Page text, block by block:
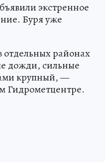
экстренное
Буря уже
отдельных районах
дожди, сильные
крупный, —
Гидрометцентре.